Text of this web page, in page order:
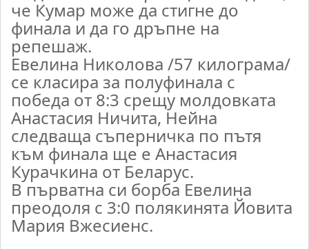
че Кумар може да стигне до
финала и да го дръпне на
репешаж.
Евелина Николова /57 килограма/
се класира за полуфинала с
победа от 8:3 срещу молдовката
Анастасия Ничита, Нейна
следваща съперничка по пътя
към финала ще е Анастасия
Курачкина от Беларус.
В първатна си борба Евелина
преодоля с 3:0 полякинята Йовита
Мария Вжесиенс.